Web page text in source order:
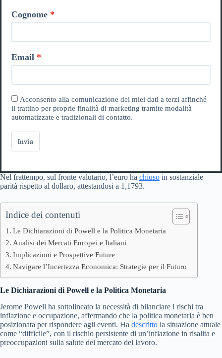
Cognome
Email
Acconsento alla comunicazione dei miei dati a terzi affinché
li trattino per proprie finalità di marketing tramite modalità
automatizzate e tradizionali di contatto.
Invia
Nel frattempo, sul fronte valutario, l’euro ha chiuso in sostanziale
parità rispetto al dollaro, attestandosi a 1,1793.
Indice dei contenuti
Le Dichiarazioni di Powell e la Politica Monetaria
Analisi dei Mercati Europei e Italiani
Implicazioni e Prospettive Future
Navigare l’Incertezza Economica: Strategie per il Futuro
Le Dichiarazioni di Powell e la Politica Monetaria
Jerome Powell ha sottolineato la necessità di bilanciare i rischi tra
inflazione e occupazione, affermando che la politica monetaria è ben
posizionata per rispondere agli eventi. Ha descritto la situazione attuale
come “difficile”, con il rischio persistente di un’inflazione in risalita e
preoccupazioni sulla salute del mercato del lavoro.